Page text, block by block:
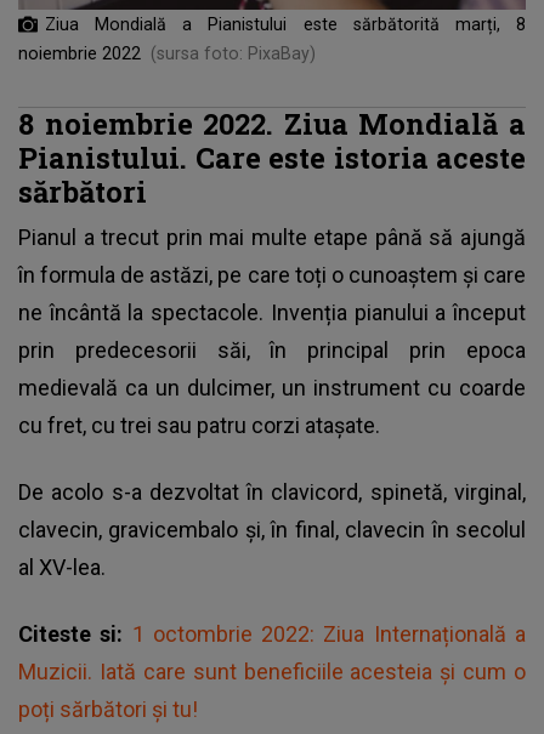
Ziua Mondială a Pianistului este sărbătorită marți, 8
noiembrie 2022
(sursa foto: PixaBay)
8 noiembrie 2022. Ziua Mondială a
Pianistului. Care este istoria aceste
sărbători
Pianul a trecut prin mai multe etape până să ajungă
în formula de astăzi, pe care toți o cunoaștem și care
ne încântă la spectacole. Invenția pianului a început
prin predecesorii săi, în principal prin epoca
medievală ca un dulcimer, un instrument cu coarde
cu fret, cu trei sau patru corzi atașate.
De acolo s-a dezvoltat în clavicord, spinetă, virginal,
clavecin, gravicembalo și, în final, clavecin în secolul
al XV-lea.
Citeste si: 1 octombrie 2022: Ziua Internațională a
Muzicii. Iată care sunt beneficiile acesteia și cum o
poți sărbători și tu!